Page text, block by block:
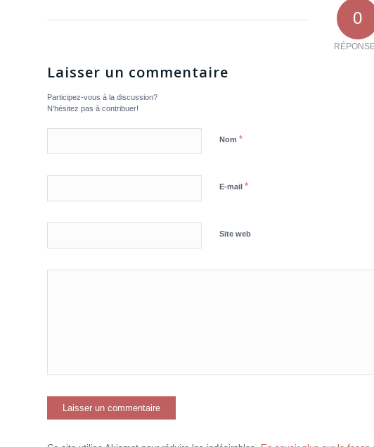
0
Laisser un commentaire
Participez-vous à la discussion?
N'hésitez pas à contribuer!
Nom *
E-mail *
Site web